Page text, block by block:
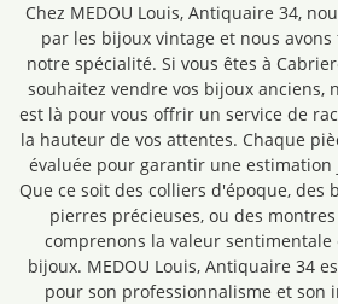
Chez MEDOU Louis, Antiquaire 34,
par les bijoux vintage et nous
notre spécialité. Si vous êtes à
souhaitez vendre vos bijoux anciens,
est là pour vous offrir un service de
la hauteur de vos attentes. Chaque
évaluée pour garantir une
Que ce soit des colliers d'époque, des
pierres précieuses, ou des
comprenons la valeur
bijoux. MEDOU Louis, Antiquaire 34
pour son professionnalisme et son